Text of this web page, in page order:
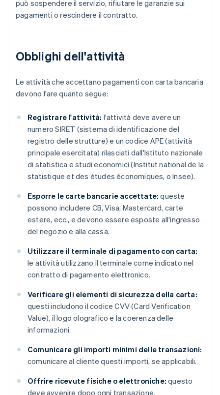
può sospendere il servizio, rifiutare le garanzie sui
pagamenti o rescindere il contratto.
Obblighi dell'attività
Le attività che accettano pagamenti con carta bancaria
devono fare quanto segue:
Registrare l'attività: l'attività deve avere un
numero SIRET (sistema di identificazione del
registro delle strutture) e un codice APE (attività
principale esercitata) rilasciati dall'Istituto nazionale
di statistica e studi economici (Institut national de la
statistique et des études économiques, o Insee).
Esporre le carte bancarie accettate: queste
possono includere CB, Visa, Mastercard, carte
estere, ecc., e devono essere esposte all'ingresso
del negozio e alla cassa.
Utilizzare il terminale di pagamento con carta:
le attività utilizzano il terminale come indicato nel
contratto di pagamento elettronico.
Verificare gli elementi di sicurezza della carta:
questi includono il codice CVV (Card Verification
Value), il logo olografico e la coerenza delle
informazioni.
Comunicare gli importi minimi delle transazioni:
comunicare al cliente questi importi, se applicabili.
Offrire ricevute fisiche o elettroniche: questo
deve avvenire dopo ogni transazione.